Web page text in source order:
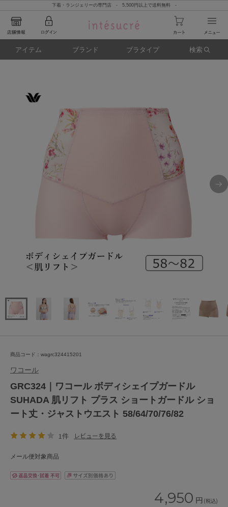
下着・ランジェリーの専門店 - 5,500円以上で送料無料 -
アイテム ブランド ブラタイプ 検索
商品コード：wagrc324415201
ワコール
GRC324｜ワコール ボディシェイプガードル
SUHADA 肌リフト プラス ショートガードル ショ
ート丈・ジャストウエスト 58/64/70/76/82
1件 レビューを見る
メール便対象商品
4,950 円 (税込)